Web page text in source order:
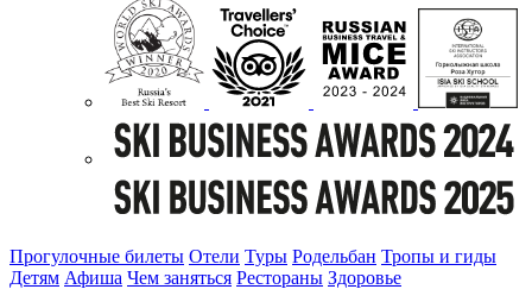
Прогулочные билеты Отели Туры Родельбан Тропы и гиды
Детям Афиша Чем заняться Рестораны Здоровье